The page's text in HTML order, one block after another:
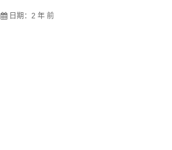
日期：2 年 前